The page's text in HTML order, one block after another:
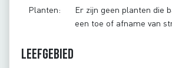
Planten:
Er zijn geen planten die
een toe of afname van
Leefgebied